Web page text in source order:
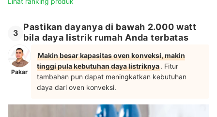
3
Pastikan dayanya di bawah 2.000 watt
bila daya listrik rumah Anda terbatas
Pakar
Makin besar kapasitas oven konveksi, makin
tinggi pula kebutuhan daya listriknya. Fitur
tambahan pun dapat meningkatkan kebutuhan
daya dari oven konveksi.